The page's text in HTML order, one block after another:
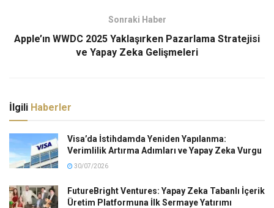
Sonraki Haber
Apple’ın WWDC 2025 Yaklaşırken Pazarlama Stratejisi
ve Yapay Zeka Gelişmeleri
İlgili Haberler
Visa’da İstihdamda Yeniden Yapılanma:
Verimlilik Artırma Adımları ve Yapay Zeka Vurgu
30/07/2026
FutureBright Ventures: Yapay Zeka Tabanlı İçerik
Üretim Platformuna İlk Sermaye Yatırımı